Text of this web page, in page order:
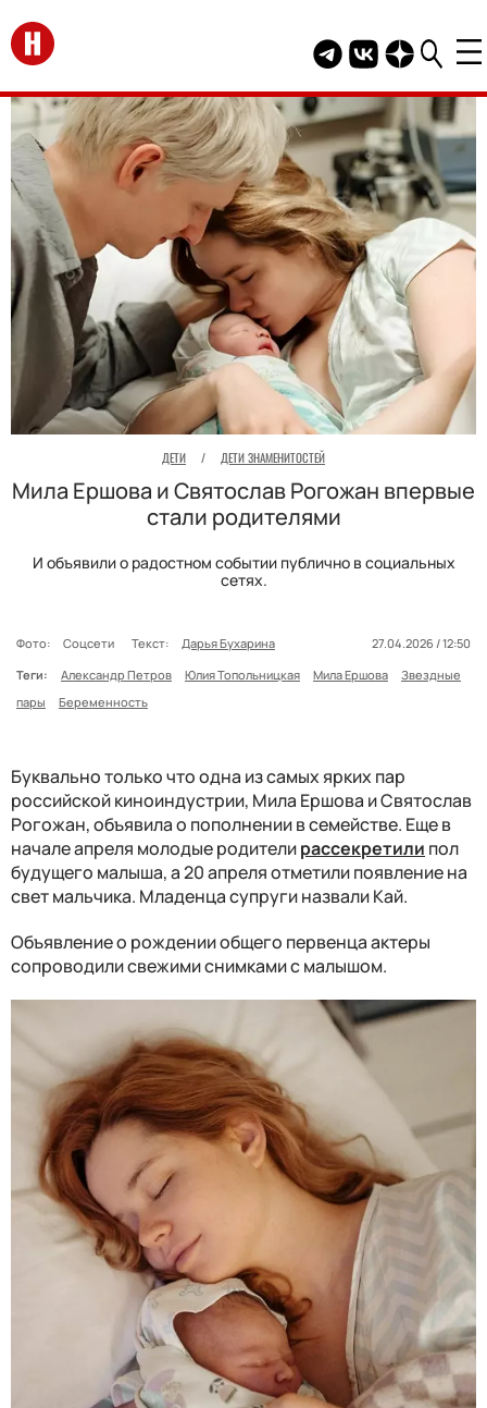
Перейти на главную
Telegram канал
Группа HELLO
Канал
ДЕТИ / ДЕТИ ЗНАМЕНИТОСТЕЙ
Мила Ершова и Святослав Рогожан впервые
стали родителями
И объявили о радостном событии публично в социальных
сетях.
Фото: Соцсети Текст: Дарья Бухарина
27.04.2026 / 12:50
Теги:
Александр Петров Юлия Топольницкая Мила Ершова
Звездные
пары
Беременность
Буквально только что одна из самых ярких пар
российской киноиндустрии, Мила Ершова и Святослав
Рогожан, объявила о пополнении в семействе. Еще в
начале апреля молодые родителирассекретили пол
будущего малыша, а 20 апреля отметили появление на
свет мальчика. Младенца супруги назвали Кай.
Объявление о рождении общего первенца актеры
сопроводили свежими снимками с малышом.